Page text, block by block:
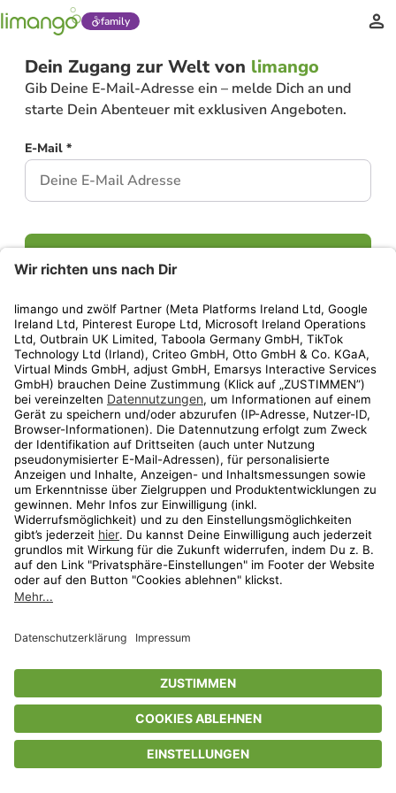
family
Dein Zugang zur Welt von limango
Gib Deine E-Mail-Adresse ein – melde Dich an und
starte Dein Abenteuer mit exklusiven Angeboten.
E-Mail *
Weiter
Privatsphäre-EinstellungenAGBDatenschutzCompliance
GeschenkgutscheinbedingungenImpressumHelp Center